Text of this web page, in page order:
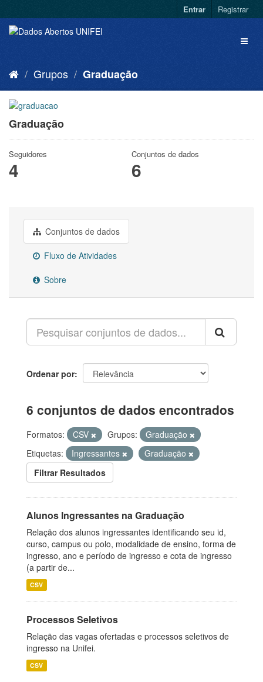
Entrar Registrar
Grupos Graduação
Graduação
Seguidores
4
Conjuntos de dados
6
Conjuntos de dados
Fluxo de Atividades
Sobre
Ordenar por
6 conjuntos de dados encontrados
Formatos: CSV Grupos:
Graduação
Etiquetas:
Ingressantes
Graduação
Filtrar Resultados
Alunos Ingressantes na Graduação
Relação dos alunos ingressantes identificando seu id,
curso, campus ou polo, modalidade de ensino, forma de
ingresso, ano e período de ingresso e cota de ingresso
(a partir de...
CSV
Processos Seletivos
Relação das vagas ofertadas e processos seletivos de
ingresso na Unifei.
CSV